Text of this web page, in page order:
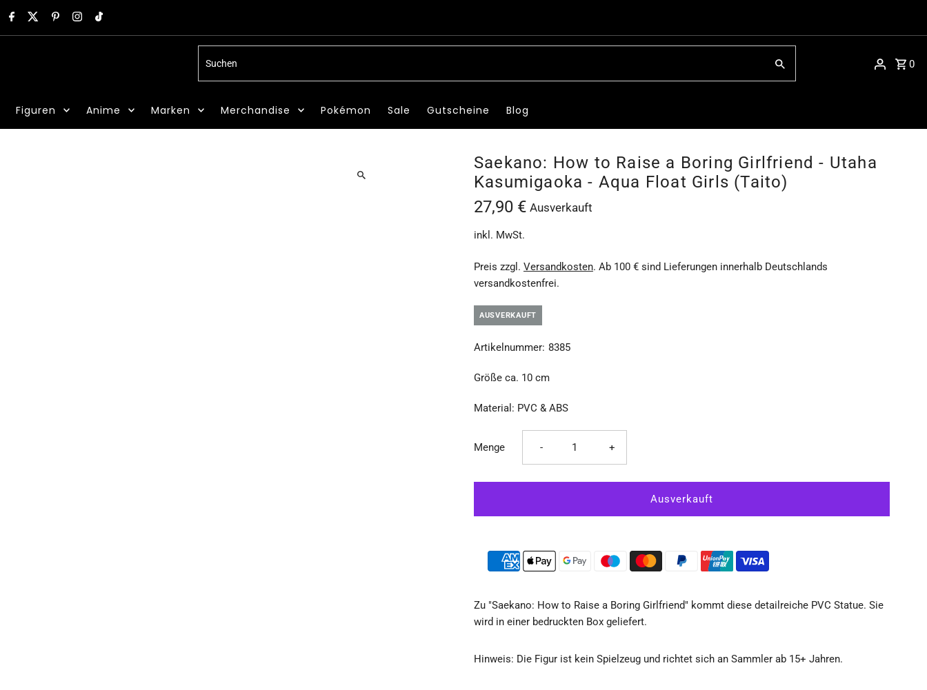
Ã
0
Figuren Anime Marken Merchandise Pokémon Sale Gutscheine Blog
Saekano: How to Raise a Boring Girlfriend - Utaha
Kasumigaoka - Aqua Float Girls (Taito)
27,90 € Ausverkauft
inkl. MwSt.
Preis zzgl. Versandkosten. Ab 100 € sind Lieferungen innerhalb Deutschlands
versandkostenfrei.
AUSVERKAUFT
Artikelnummer: 8385
Größe ca. 10 cm
Material: PVC & ABS
Menge Verringere
die
How
- Erhöhe
die
How
+
Zu "Saekano: How to Raise a Boring Girlfriend" kommt diese detailreiche PVC Statue. Sie
wird in einer bedruckten Box geliefert.
Hinweis: Die Figur ist kein Spielzeug und richtet sich an Sammler ab 15+ Jahren.